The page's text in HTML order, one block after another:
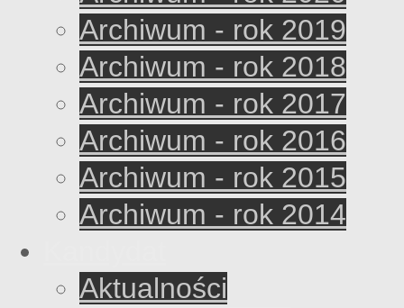
Archiwum - rok 2019
Archiwum - rok 2018
Archiwum - rok 2017
Archiwum - rok 2016
Archiwum - rok 2015
Archiwum - rok 2014
Aktualności